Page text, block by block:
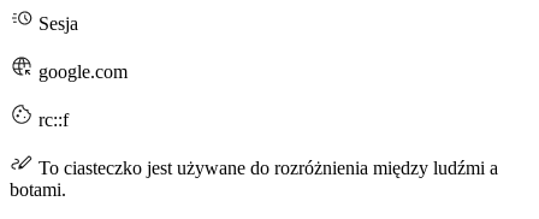
Sesja
google.com
rc::f
To ciasteczko jest używane do rozróżnienia między ludźmi a
botami.